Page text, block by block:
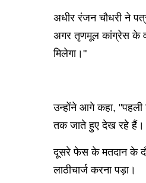
अधीर रंजन चौधरी ने
अगर तृणमूल कांग्रेस के
मिलेगा।"
उन्होंने आगे कहा,
तक जाते हुए देख रहे हैं।
दूसरे फेस के मतदान के
लाठीचार्ज करना पड़ा।